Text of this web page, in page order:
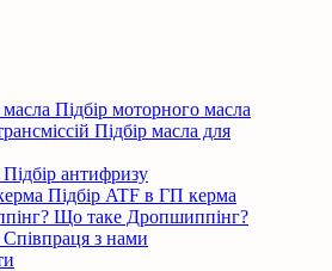
Підбір моторного масла
Підбір масла для
Підбір антифризу
Підбір ATF в ГП керма
Що таке Дропшиппінг?
Співпраця з нами